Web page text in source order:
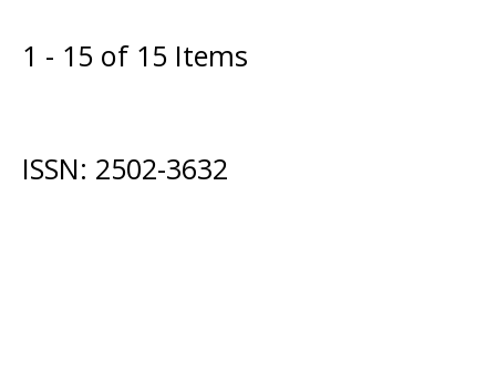
1 - 15 of 15 Items
ISSN: 2502-3632